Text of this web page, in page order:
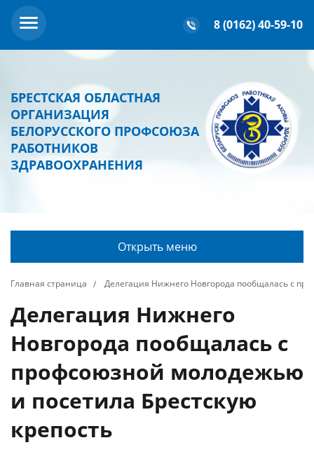
8 (0162) 40-59-10
БРЕСТСКАЯ ОБЛАСТНАЯ
ОРГАНИЗАЦИЯ
БЕЛОРУССКОГО ПРОФСОЮЗА
РАБОТНИКОВ
ЗДРАВООХРАНЕНИЯ
Открыть меню
Главная страница Делегация Нижнего Новгорода пообщалась с
Делегация Нижнего
Новгорода пообщалась с
профсоюзной молодежью
и посетила Брестскую
крепость